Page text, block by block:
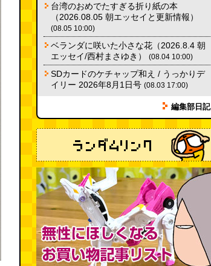
「入力中…」の動きを対面の会話
で表現したい(んちゅたぐい)
(08.03 11:00)
ミンティアで汗がおさえられるの
は本当か(べつやく れい) (08.03
11:00)
eco小（2026.8.3 朝エッセイと更
台湾のおめでたすぎる折り紙の本
（2026.08.05 朝エッセイと更新情報）
(08.05 10:00)
ベランダに咲いた小さな花（2026.8.4 朝
エッセイ/西村まさゆき）
(08.04 10:00)
SDカードのケチャップ和え / うっかりデ
イリー 2026年8月1日号 (08.03 17:00)
編集部日記